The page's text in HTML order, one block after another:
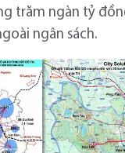
trăm ngàn tỷ
ngân sách.